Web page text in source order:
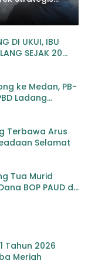
DI UKUI, IBU
SEJAK 20
ke Medan, PB-
Ladang
Terbawa Arus
Selamat
Tua Murid
BOP PAUD di
Tahun 2026
Meriah